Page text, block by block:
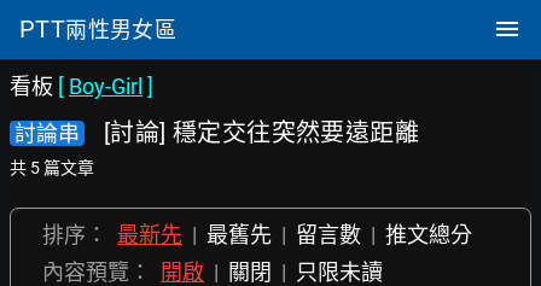
PTT兩性男女區
看板 [ Boy-Girl ]
討論串
[討論] 穩定交往突然要遠距離
共 5 篇文章
排序： 最新先 | 最舊先 | 留言數 | 推文總分
內容預覽：
開啟 | 關閉 | 只限未讀